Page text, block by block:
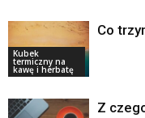
Kubek
termiczny na
kawę i herbatę
Co
Z